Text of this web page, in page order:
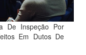
De Inspeção Por
Em Dutos De